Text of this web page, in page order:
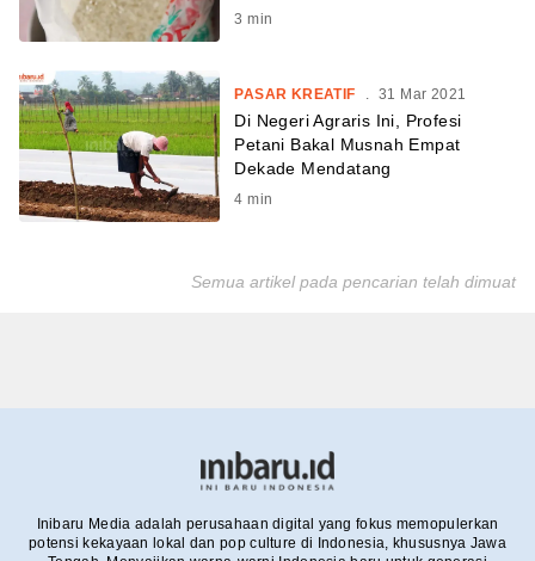
3 min
PASAR KREATIF 31 Mar 2021
Di Negeri Agraris Ini, Profesi
Petani Bakal Musnah Empat
Dekade Mendatang
4 min
Semua artikel pada pencarian telah dimuat
Inibaru Media adalah perusahaan digital yang fokus memopulerkan
potensi kekayaan lokal dan pop culture di Indonesia, khususnya Jawa